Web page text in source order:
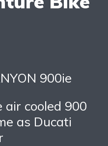
900ie
cooled 900
as Ducati